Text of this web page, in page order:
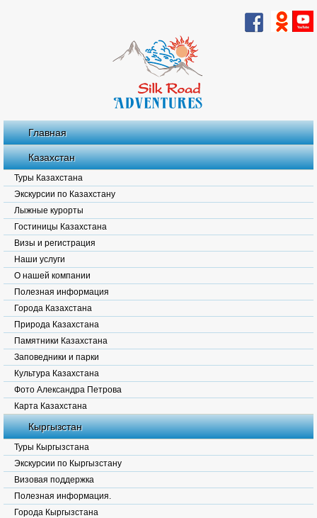
Главная
Казахстан
Туры Казахстана
Экскурсии по Казахстану
Лыжные курорты
Гостиницы Казахстана
Визы и регистрация
Наши услуги
О нашей компании
Полезная информация
Города Казахстана
Природа Казахстана
Памятники Казахстана
Заповедники и парки
Культура Казахстана
Фото Александра Петрова
Карта Казахстана
Кыргызстан
Туры Кыргызстана
Экскурсии по Кыргызстану
Визовая поддержка
Полезная информация.
Города Кыргызстана